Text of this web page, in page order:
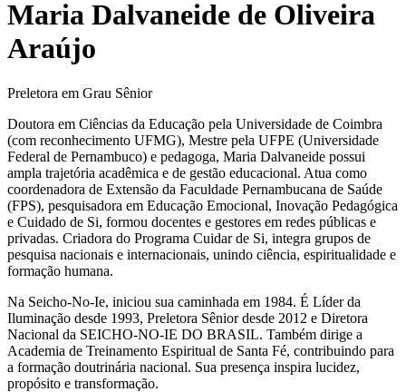
Maria Dalvaneide de Oliveira
Araújo
Preletora em Grau Sênior
Doutora em Ciências da Educação pela Universidade de Coimbra
(com reconhecimento UFMG), Mestre pela UFPE (Universidade
Federal de Pernambuco) e pedagoga, Maria Dalvaneide possui
ampla trajetória acadêmica e de gestão educacional. Atua como
coordenadora de Extensão da Faculdade Pernambucana de Saúde
(FPS), pesquisadora em Educação Emocional, Inovação Pedagógica
e Cuidado de Si, formou docentes e gestores em redes públicas e
privadas. Criadora do Programa Cuidar de Si, integra grupos de
pesquisa nacionais e internacionais, unindo ciência, espiritualidade e
formação humana.
Na Seicho-No-Ie, iniciou sua caminhada em 1984. É Líder da
Iluminação desde 1993, Preletora Sênior desde 2012 e Diretora
Nacional da SEICHO-NO-IE DO BRASIL. Também dirige a
Academia de Treinamento Espiritual de Santa Fé, contribuindo para
a formação doutrinária nacional. Sua presença inspira lucidez,
propósito e transformação.